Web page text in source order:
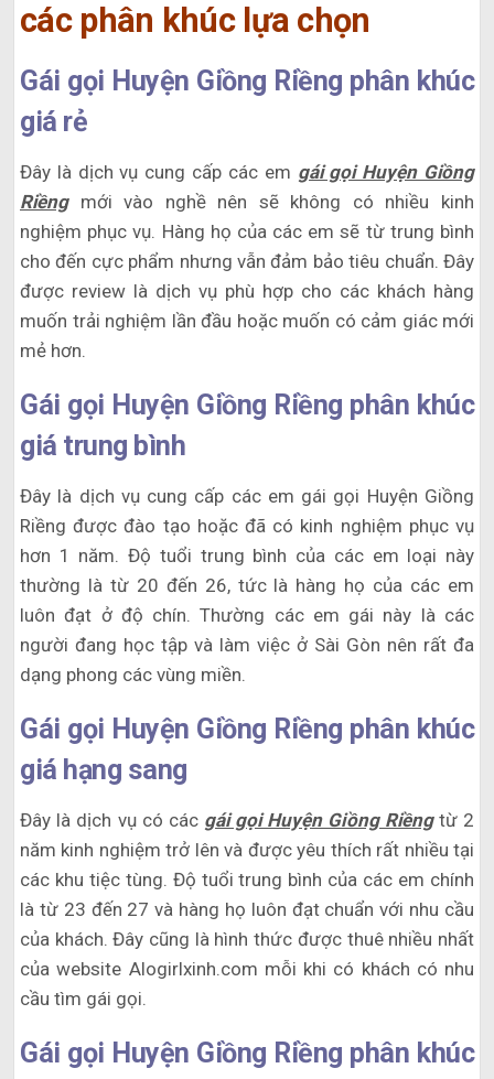
các phân khúc lựa chọn
Gái gọi Huyện Giồng Riềng phân khúc
giá rẻ
Đây là dịch vụ cung cấp các em gái gọi Huyện Giồng
Riềngmới vào nghề nên sẽ không có nhiều kinh
nghiệm phục vụ. Hàng họ của các em sẽ từ trung bình
cho đến cực phẩm nhưng vẫn đảm bảo tiêu chuẩn. Đây
được review là dịch vụ phù hợp cho các khách hàng
muốn trải nghiệm lần đầu hoặc muốn có cảm giác mới
mẻ hơn.
Gái gọi Huyện Giồng Riềng phân khúc
giá trung bình
Đây là dịch vụ cung cấp các em gái gọi Huyện Giồng
Riềng được đào tạo hoặc đã có kinh nghiệm phục vụ
hơn 1 năm. Độ tuổi trung bình của các em loại này
thường là từ 20 đến 26, tức là hàng họ của các em
luôn đạt ở độ chín. Thường các em gái này là các
người đang học tập và làm việc ở Sài Gòn nên rất đa
dạng phong các vùng miền.
Gái gọi Huyện Giồng Riềng phân khúc
giá hạng sang
Đây là dịch vụ có các gái gọi Huyện Giồng Riềngtừ 2
năm kinh nghiệm trở lên và được yêu thích rất nhiều tại
các khu tiệc tùng. Độ tuổi trung bình của các em chính
là từ 23 đến 27 và hàng họ luôn đạt chuẩn với nhu cầu
của khách. Đây cũng là hình thức được thuê nhiều nhất
của website Alogirlxinh.com mỗi khi có khách có nhu
cầu tìm gái gọi.
Gái gọi Huyện Giồng Riềng phân khúc